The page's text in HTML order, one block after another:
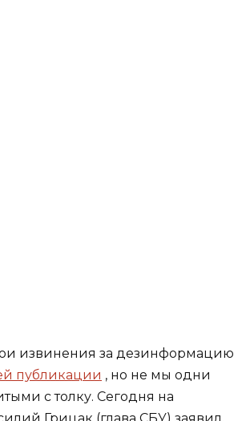
извинения за дезинформацию
публикации , но не мы одни
с толку. Сегодня на
Грицак (глава СБУ) заявил,